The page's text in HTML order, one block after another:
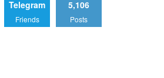
Telegram
Friends
5,106
Posts